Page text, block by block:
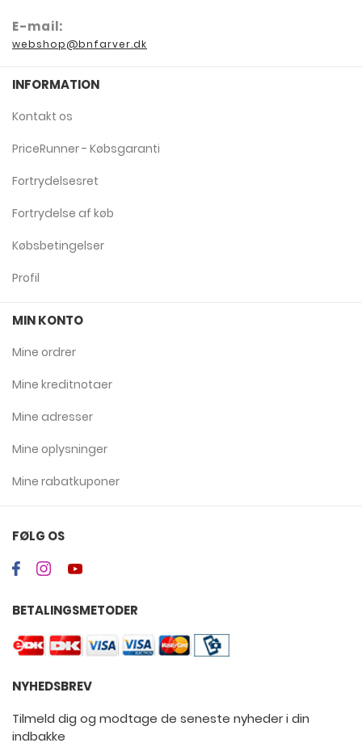
E-mail:
webshop@bnfarver.dk
INFORMATION
Kontakt os
PriceRunner - Købsgaranti
Fortrydelsesret
Fortrydelse af køb
Købsbetingelser
Profil
MIN KONTO
Mine ordrer
Mine kreditnotaer
Mine adresser
Mine oplysninger
Mine rabatkuponer
FØLG OS
BETALINGSMETODER
NYHEDSBREV
Tilmeld dig og modtage de seneste nyheder i din
indbakke